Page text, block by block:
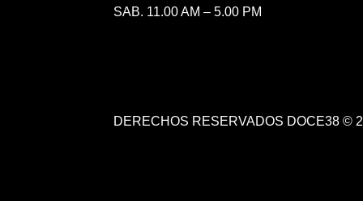
SAB. 11.00 AM – 5.00 PM
DERECHOS RESERVADOS DOCE38 ©